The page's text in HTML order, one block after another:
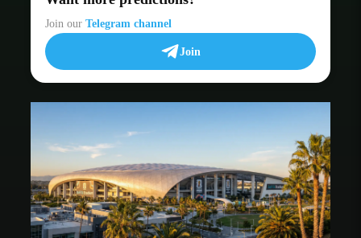
Join ourTelegram channel
Join